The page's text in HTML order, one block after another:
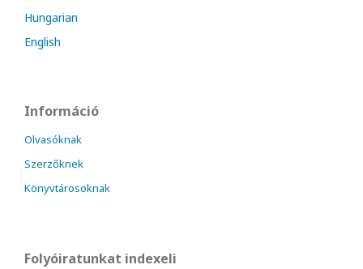
Hungarian
English
Információ
Olvasóknak
Szerzőknek
Könyvtárosoknak
Folyóiratunkat indexeli